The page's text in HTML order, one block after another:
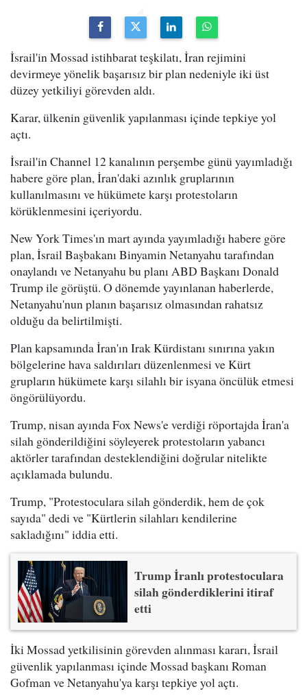
İsrail'in Mossad istihbarat teşkilatı, İran rejimini
devirmeye yönelik başarısız bir plan nedeniyle iki üst
düzey yetkiliyi görevden aldı.
Karar, ülkenin güvenlik yapılanması içinde tepkiye yol
açtı.
İsrail'in Channel 12 kanalının perşembe günü yayımladığı
habere göre plan, İran'daki azınlık gruplarının
kullanılmasını ve hükümete karşı protestoların
körüklenmesini içeriyordu.
New York Times'ın mart ayında yayımladığı habere göre
plan, İsrail Başbakanı Binyamin Netanyahu tarafından
onaylandı ve Netanyahu bu planı ABD Başkanı Donald
Trump ile görüştü. O dönemde yayınlanan haberlerde,
Netanyahu'nun planın başarısız olmasından rahatsız
olduğu da belirtilmişti.
Plan kapsamında İran'ın Irak Kürdistanı sınırına yakın
bölgelerine hava saldırıları düzenlenmesi ve Kürt
grupların hükümete karşı silahlı bir isyana öncülük etmesi
öngörülüyordu.
Trump, nisan ayında Fox News'e verdiği röportajda İran'a
silah gönderildiğini söyleyerek protestoların yabancı
aktörler tarafından desteklendiğini doğrular nitelikte
açıklamada bulundu.
Trump, "Protestoculara silah gönderdik, hem de çok
sayıda" dedi ve "Kürtlerin silahları kendilerine
sakladığını" iddia etti.
Trump İranlı protestoculara
silah gönderdiklerini itiraf
etti
İki Mossad yetkilisinin görevden alınması kararı, İsrail
güvenlik yapılanması içinde Mossad başkanı Roman
Gofman ve Netanyahu'ya karşı tepkiye yol açtı.